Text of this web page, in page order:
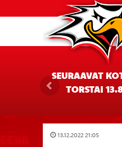
SEURAAVAT
TORSTAI
13.12.2022 21:05